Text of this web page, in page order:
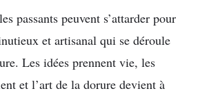
passants peuvent s’attarder pour
et artisanal qui se déroule
Les idées prennent vie, les
et l’art de la dorure devient à